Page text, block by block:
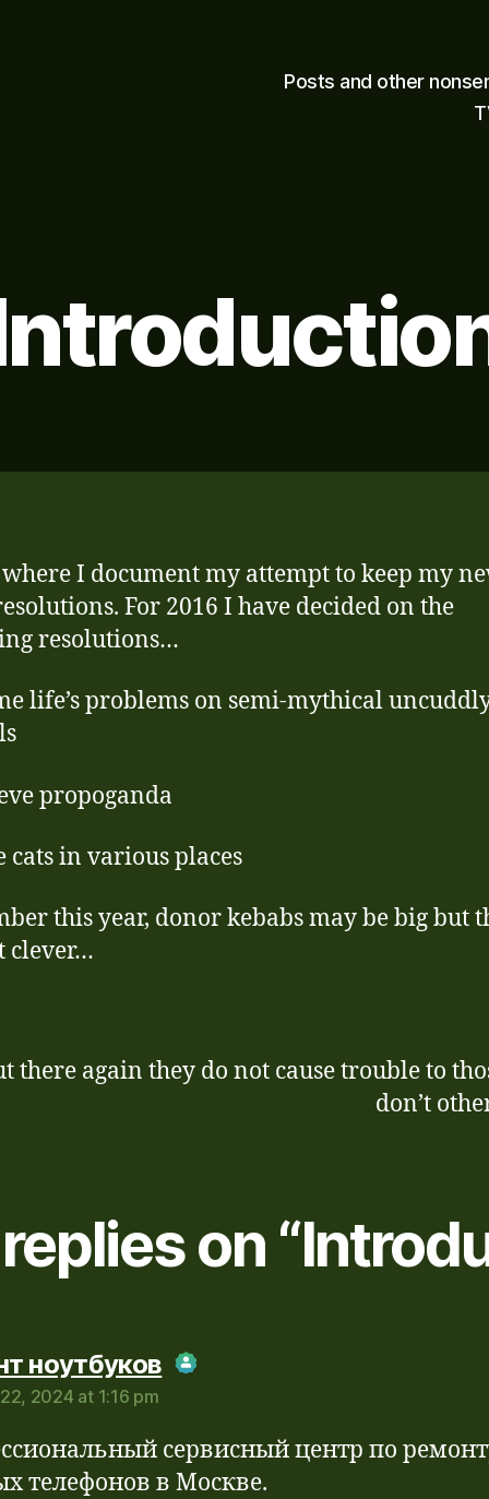
Posts and other
I document my attempt to keep my
For 2016 I have decided on the
resolutions…
life’s problems on semi-mythical
propoganda
cats in various places
this year, donor kebabs may be big but
clever…
there again they do not cause trouble to
don’t
on
ноутбуковsays:
Person Badge!
by CleanTalk
2024 at 1:16 pm
сервисный центр по
телефонов в Москве.